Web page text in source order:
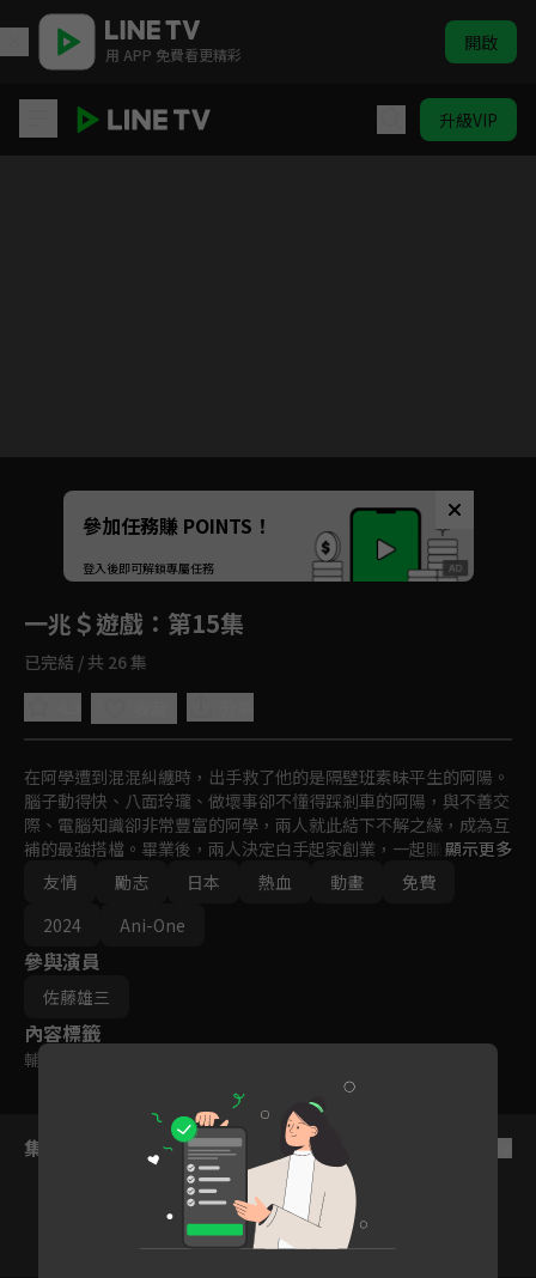
用 APP 免費看更精彩 開啟
升級VIP
Unmute
如有不便請見諒
參加任務賺 POINTS！
登入後即可解鎖專屬任務
一兆＄遊戲 ：第15集
已完結 / 共 26 集
在阿學遭到混混糾纏時，出手救了他的是隔壁班素昧平生的阿陽。
腦子動得快、八面玲瓏、做壞事卻不懂得踩剎車的阿陽，與不善交
際、電腦知識卻非常豐富的阿學，兩人就此結下不解之緣，成為互
補的最強搭檔。畢業後，兩人決定白手起家創業，一起賺到能買到
世界上任何想要東西的「一兆美元」！
顯示更多
友情
勵志 日本 熱血 動畫
免費
2024
Ani-One
參與演員
佐藤雄三
內容標籤
輔導十二歲級
集數列表